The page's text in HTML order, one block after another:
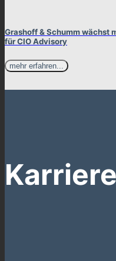
Grashoff & Schumm wächst
für CIO Advisory
mehr erfahren...
Karriere